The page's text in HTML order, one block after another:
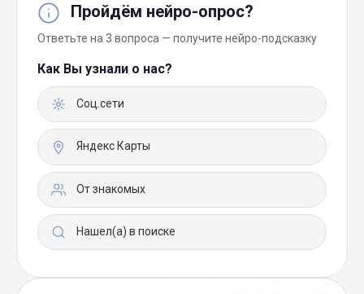
Пройдём нейро-опрос?
Ответьте на 3 вопроса — получите нейро-подсказку
Как Вы узнали о нас?
Соц.сети
Яндекс Карты
От знакомых
Нашел(а) в поиске